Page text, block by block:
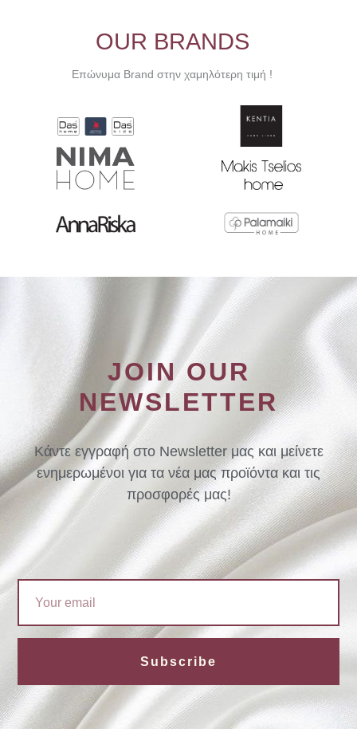
OUR BRANDS
Επώνυμα Brand στην χαμηλότερη τιμή !
JOIN OUR
NEWSLETTER
Κάντε εγγραφή στο Newsletter μας και μείνετε
ενημερωμένοι για τα νέα μας προϊόντα και τις
προσφορές μας!
Subscribe